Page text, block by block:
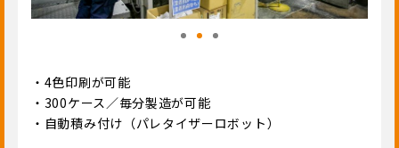
・4色印刷が可能
・300ケース／毎分製造が可能
・自動積み付け（パレタイザーロボット）